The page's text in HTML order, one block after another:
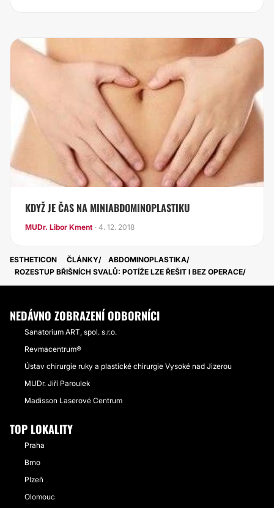
KDYŽ JE ČAS NA MINIABDOMINOPLASTIKU
MUDr. Libor Kment · 4. 12. 2018
ESTHETICON ČLÁNKY
ABDOMINOPLASTIKA
ROZESTUP BŘIŠNÍCH SVALŮ: POTÍŽE LZE ŘEŠIT I BEZ OPERACE
NEDÁVNO ZOBRAZENÍ ODBORNÍCI
Sanatorium ART, spol. s.r.o.
Revmacentrum®
Ústav chirurgie ruky a plastické chirurgie Vysoké nad Jizerou
MUDr. Jiří Paroulek
Madisson Laserové Centrum
TOP LOKALITY
Praha
Brno
Plzeň
Olomouc